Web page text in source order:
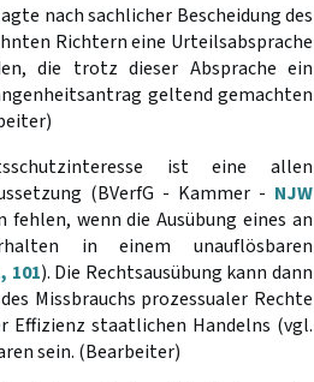
nach sachlicher Bescheidung des
Richtern eine Urteilsabsprache
die trotz dieser Absprache ein
geltend gemachten
ist eine allen
(BVerfG - Kammer - NJW
fehlen, wenn die Ausübung eines an
in einem unauflösbaren
101). Die Rechtsausübung kann dann
Missbrauchs prozessualer Rechte
Effizienz staatlichen Handelns (vgl.
sein. (Bearbeiter)